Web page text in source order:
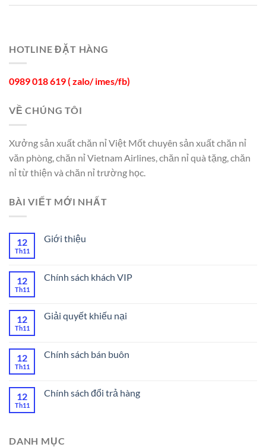
HOTLINE ĐẶT HÀNG
0989 018 619 ( zalo/ imes/fb)
VỀ CHÚNG TÔI
Xưởng sản xuất chăn nỉ Việt Mốt chuyên sản xuất chăn nỉ
văn phòng, chăn nỉ Vietnam Airlines, chăn nỉ quà tặng, chăn
nỉ từ thiện và chăn nỉ trường học.
BÀI VIẾT MỚI NHẤT
12
Th11
Giới thiệu
12
Th11
Chính sách khách VIP
12
Th11
Giải quyết khiếu nại
12
Th11
Chính sách bán buôn
12
Th11
Chính sách đổi trả hàng
DANH MỤC